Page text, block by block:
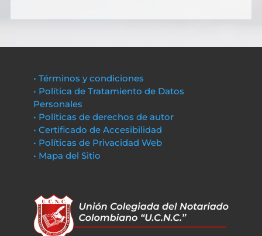
• Términos y condiciones
• Política de Tratamiento de Datos
Personales
• Políticas de derechos de autor
• Certificado de Accesibilidad
• Políticas de Privacidad Web
• Mapa del Sitio